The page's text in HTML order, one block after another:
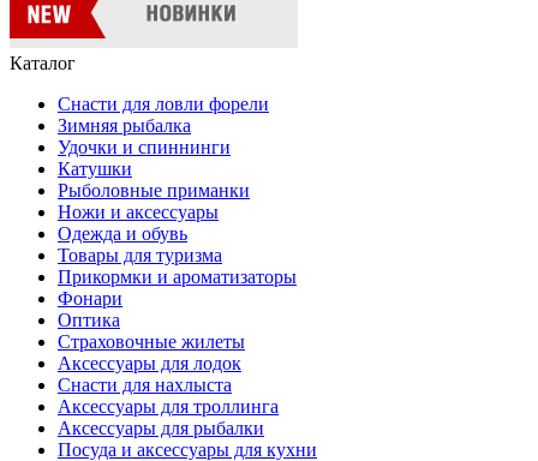
Каталог
Снасти для ловли форели
Зимняя рыбалка
Удочки и спиннинги
Катушки
Рыболовные приманки
Ножи и аксессуары
Одежда и обувь
Товары для туризма
Прикормки и ароматизаторы
Фонари
Оптика
Страховочные жилеты
Аксессуары для лодок
Снасти для нахлыста
Аксессуары для троллинга
Аксессуары для рыбалки
Посуда и аксессуары для кухни